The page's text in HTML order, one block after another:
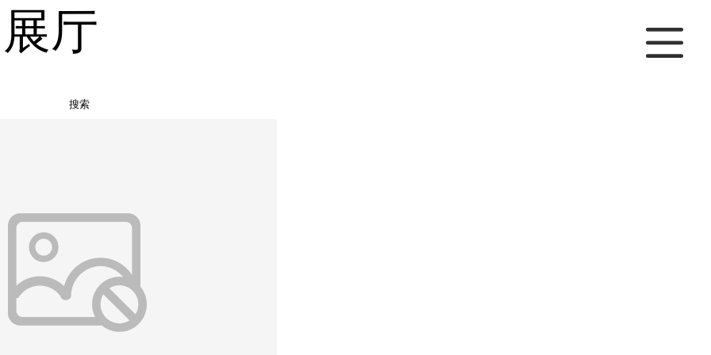
厅
搜索